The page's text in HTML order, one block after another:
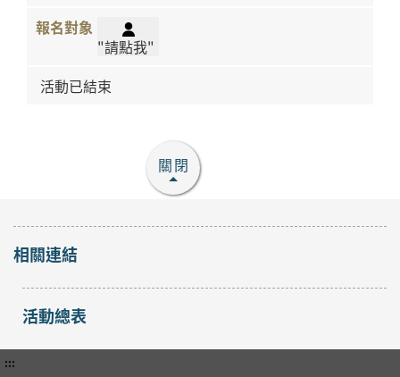
"請點我"
活動已結束
關閉
相關連結
活動總表
:::